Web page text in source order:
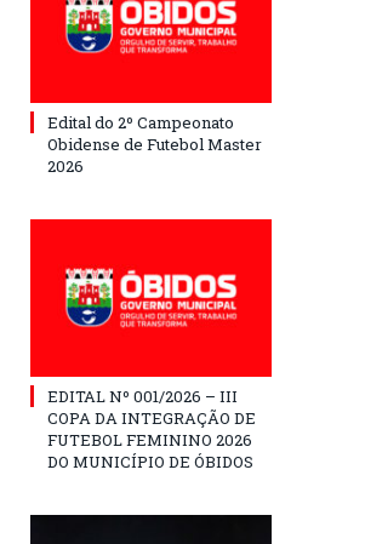
Edital do 2º Campeonato
Obidense de Futebol Master
2026
EDITAL Nº 001/2026 – III
COPA DA INTEGRAÇÃO DE
FUTEBOL FEMININO 2026
DO MUNICÍPIO DE ÓBIDOS